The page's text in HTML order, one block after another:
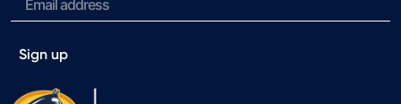
Sign up